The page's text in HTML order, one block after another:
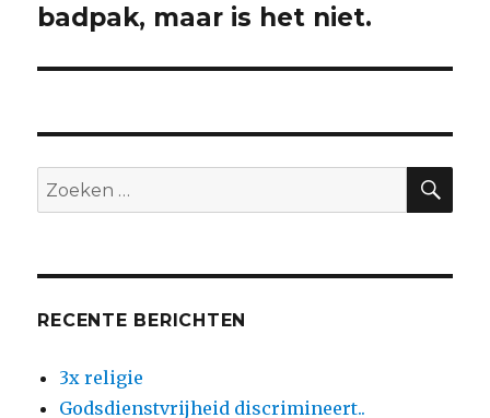
bericht:
badpak, maar is het niet.
Zoeken
naar:
RECENTE BERICHTEN
3x religie
Godsdienstvrijheid discrimineert..